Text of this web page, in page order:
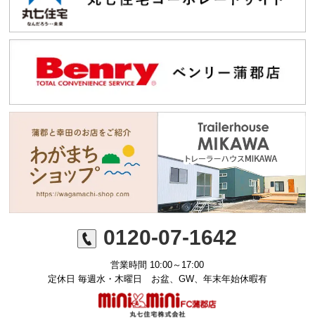
0120-07-1642
営業時間 10:00～17:00
定休日 毎週水・木曜日 お盆、GW、年末年始休暇有